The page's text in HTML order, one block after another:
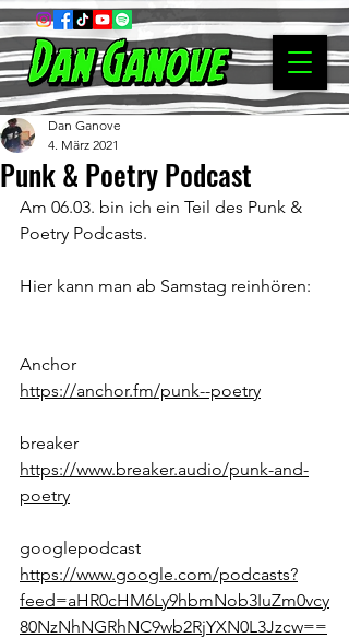
Punk & Poetry Podcast
Dan Ganove
4. März 2021
Am 06.03. bin ich ein Teil des Punk &
Poetry Podcasts.
Hier kann man ab Samstag reinhören:
Anchor
https://anchor.fm/punk--poetry
breaker
https://www.breaker.audio/punk-and-
poetry
googlepodcast
https://www.google.com/podcasts?
feed=aHR0cHM6Ly9hbmNob3IuZm0vcy
80NzNhNGRhNC9wb2RjYXN0L3Jzcw==